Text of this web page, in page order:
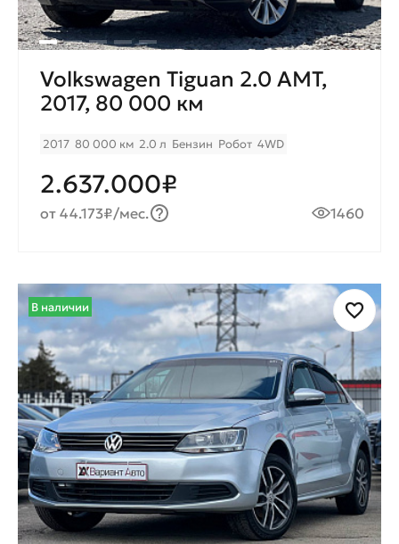
Volkswagen Tiguan 2.0 AMT,
2017, 80 000 км
2017 80 000 км 2.0 л Бензин Робот 4WD
2.637.000₽
от 44.173₽/мес. 1460
В наличии